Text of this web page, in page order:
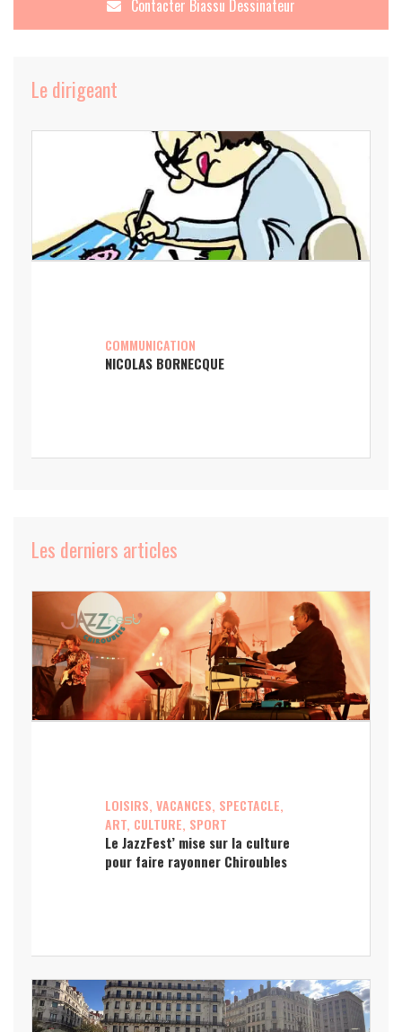
Contacter Biassu Dessinateur
Le dirigeant
COMMUNICATION
NICOLAS BORNECQUE
Les derniers articles
LOISIRS, VACANCES, SPECTACLE,
ART, CULTURE, SPORT
Le JazzFest’ mise sur la culture
pour faire rayonner Chiroubles